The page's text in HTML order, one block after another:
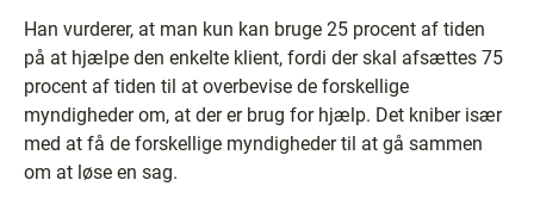
Han vurderer, at man kun kan bruge 25 procent af tiden
på at hjælpe den enkelte klient, fordi der skal afsættes 75
procent af tiden til at overbevise de forskellige
myndigheder om, at der er brug for hjælp. Det kniber især
med at få de forskellige myndigheder til at gå sammen
om at løse en sag.